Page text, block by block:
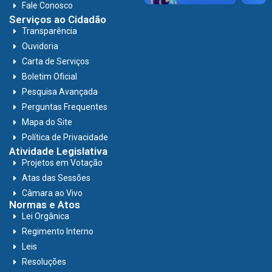
Fale Conosco
Serviços ao Cidadão
Transparência
Ouvidoria
Carta de Serviços
Boletim Oficial
Pesquisa Avançada
Perguntas Frequentes
Mapa do Site
Política de Privacidade
Atividade Legislativa
Projetos em Votação
Atas das Sessões
Câmara ao Vivo
Normas e Atos
Lei Orgânica
Regimento Interno
Leis
Resoluções